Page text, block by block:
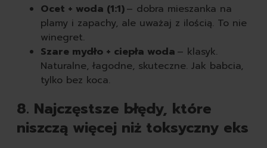
Ocet + woda (1:1)– dobra mieszanka na
plamy i zapachy, ale uważaj z ilością. To nie
winegret.
Szare mydło + ciepła woda – klasyk.
Naturalne, łagodne, skuteczne. Jak babcia,
tylko bez koca.
8. Najczęstsze błędy, które
niszczą więcej niż toksyczny eks